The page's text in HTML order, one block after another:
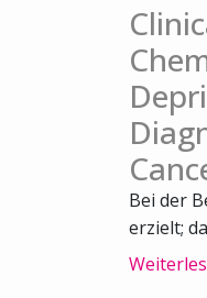
Bei der
erzielt;